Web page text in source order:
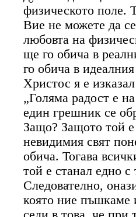
физическото поле.
Вие не можете да
любовта на
ще го обича в
го обича в
Христос я е
„Голяма радост е
един грешник се
Защо? Защото той е
невидимия свят
обича. Тогава
той е станал едно с
Следователно,
която ние пъшкаме